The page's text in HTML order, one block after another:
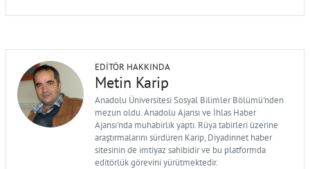
EDITÖR HAKKINDA
Metin Karip
Anadolu Üniversitesi Sosyal Bilimler Bölümü'nden
mezun oldu. Anadolu Ajansı ve İhlas Haber
Ajansı'nda muhabirlik yaptı. Rüya tabirleri üzerine
araştırmalarını sürdüren Karip, Diyadinnet haber
sitesinin de imtiyaz sahibidir ve bu platformda
editörlük görevini yürütmektedir.